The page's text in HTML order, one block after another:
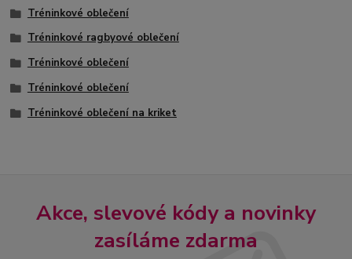
Tréninkové oblečení
Tréninkové ragbyové oblečení
Tréninkové oblečení
Tréninkové oblečení
Tréninkové oblečení na kriket
Akce, slevové kódy a novinky
zasíláme zdarma